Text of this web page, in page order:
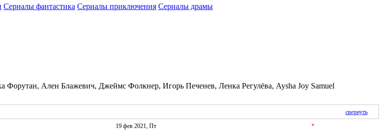
Сериалы фантастика Сериалы приключения Сериалы драмы
Ален Блажевич, Джеймс Фолкнер, Игорь Печенев, Ленка Регулёва, Aysha Joy Samuel
свернуть
19 фев 2021, Пт
*